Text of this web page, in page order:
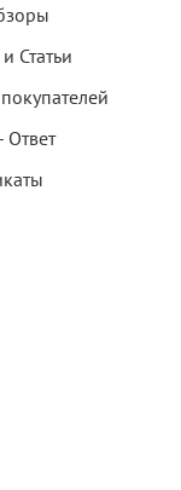
Статьи
Ответ